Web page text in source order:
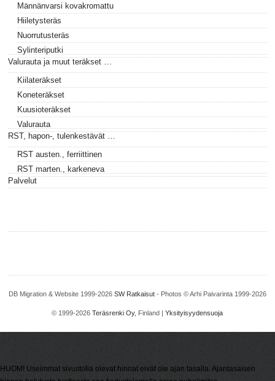
Männänvarsi kovakromattu
Hiiletysteräs
Nuorrutusteräs
Sylinteriputki
Valurauta ja muut teräkset …
Kiilateräkset
Koneteräkset
Kuusioteräkset
Valurauta
RST, hapon-, tulenkestävät …
RST austen., ferriittinen
RST marten., karkeneva
Palvelut
DB Migration & Website 1999-2026 SW Ratkaisut- Photos © Arhi Paivarinta 1999-2026
© 1999-2026Teräsrenki Oy, Finland |Yksityisyydensuoja
HUOM! Useimmat sivustolla olevat hinnat eivät ole ajan tasalla. Ajantasaisen